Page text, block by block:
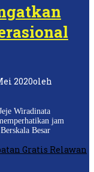
2020oleh
Wiradinata
jam
Besar